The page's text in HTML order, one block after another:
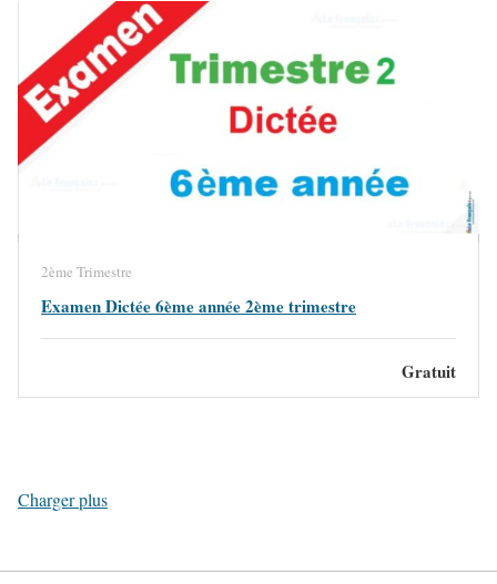
2ème Trimestre
Examen Dictée 6ème année 2ème trimestre
Gratuit
Charger plus